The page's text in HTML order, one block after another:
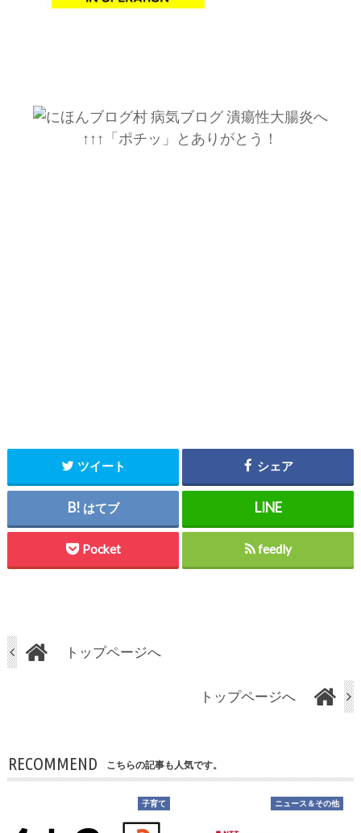
↑↑↑「ポチッ」とありがとう！
ツイート シェア
はてブ
Pocket feedly
トップページへ
トップページへ
RECOMMEND こちらの記事も人気です。
子育て ニュース＆その他